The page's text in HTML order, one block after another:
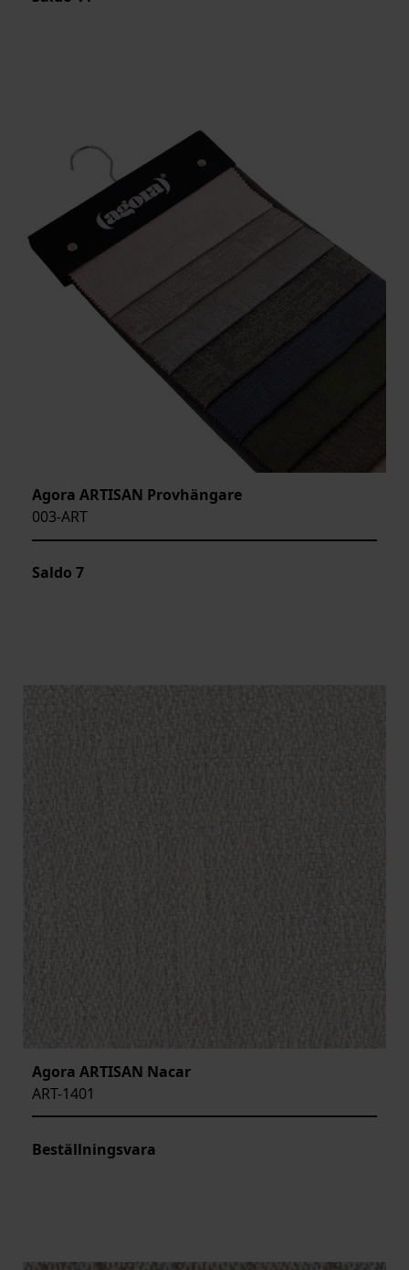
Agora ARTISAN Provhängare
003-ART
Saldo 7
Agora ARTISAN Nacar
ART-1401
Beställningsvara